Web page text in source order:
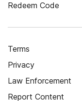
Redeem Code
Terms
Privacy
Law Enforcement
Report Content